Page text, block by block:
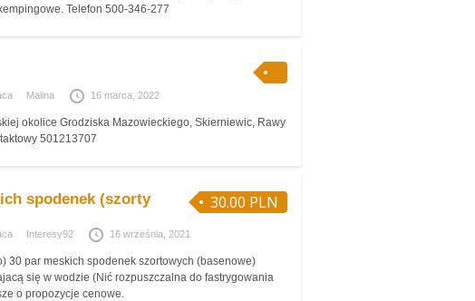
Telefon 500-346-277
Malina 16 marca, 2022
okolice Grodziska Mazowieckiego, Skierniewic, Rawy
501213707
30.00 PLN
spodenek (szorty
Interesy92 16 września, 2021
30 par meskich spodenek szortowych (basenowe)
się w wodzie (Nić rozpuszczalna do fastrygowania
o propozycje cenowe.